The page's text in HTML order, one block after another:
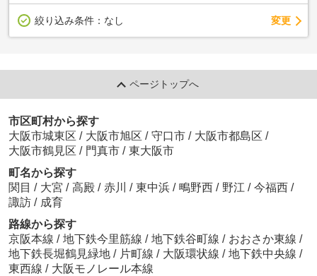
絞り込み条件： なし 変更
ページトップへ
市区町村から探す
大阪市城東区 / 大阪市旭区 / 守口市 / 大阪市都島区 /
大阪市鶴見区 / 門真市 / 東大阪市
町名から探す
関目 / 大宮 / 高殿 / 赤川 / 東中浜 / 鴫野西 / 野江 / 今福西 /
諏訪 / 成育
路線から探す
京阪本線 / 地下鉄今里筋線 / 地下鉄谷町線 / おおさか東線 /
地下鉄長堀鶴見緑地 / 片町線 / 大阪環状線 / 地下鉄中央線 /
東西線 / 大阪モノレール本線